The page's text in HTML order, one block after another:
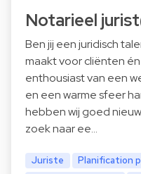
Notarieel
Ben jij een juridisch
maakt voor cliënten én
enthousiast van een
en een warme sfeer
hebben wij goed
zoek naar ee…
Juriste
Planification